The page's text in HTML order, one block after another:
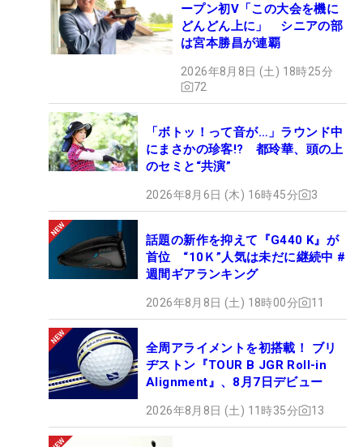
ープン初V「この大会を機に
どんどん上に」 シニアの部
は宮本勝昌が連覇
2026年8月8日 (土) 18時25分
72
「ボトッ！って音が…」ラウンド中
にまさかの珍客!? 都玲華、頭の上
のセミと“共演”
2026年8月6日 (木) 16時45分 3
話題の新作を抑えて『G440 K』が
首位 “10Ｋ”人気は未だに継続中 #
週間ギアランキング
2026年8月8日 (土) 18時00分 11
全周アライメントを初搭載！ ブリ
ヂストン『TOUR B JGR Roll-in
Alignment』、8月7日デビュー
2026年8月8日 (土) 11時35分 13